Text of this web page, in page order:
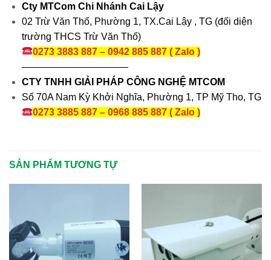
Cty MTCom Chi Nhánh Cai Lậy
02 Trừ Văn Thố, Phường 1, TX.Cai Lậy , TG (đối diện
trường THCS Trừ Văn Thố)
0273 3883 887 – 0942 885 887 ( Zalo )
———————————
CTY TNHH GIẢI PHÁP CÔNG NGHỆ MTCOM
Số 70A Nam Kỳ Khởi Nghĩa, Phường 1, TP Mỹ Tho, TG
0273 3885 887 – 0968 885 887 ( Zalo )
SẢN PHẨM TƯƠNG TỰ